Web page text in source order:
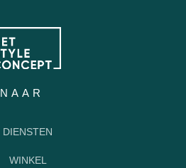
DIENSTEN
WINKEL